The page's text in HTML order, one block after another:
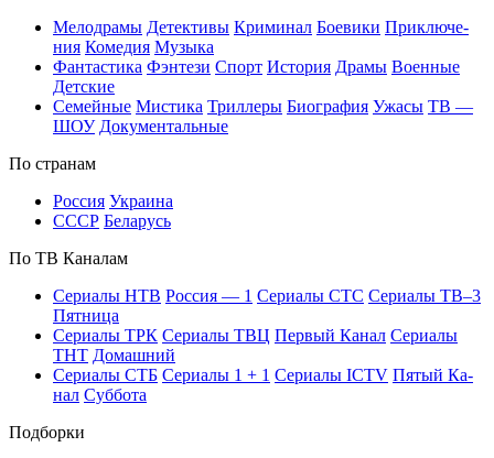
Ме­ло­дра­мы Де­тек­ти­вы Кри­ми­нал Бое­ви­ки При­клю­че­
ния Ко­ме­дия Му­зы­ка
Фан­та­сти­ка Фэн­те­зи Спорт Ис­то­рия Дра­мы Во­ен­ные
Дет­ские
Се­мей­ные Мис­ти­ка Трил­ле­ры Био­гра­фия Ужа­сы ТВ —
ШОУ До­ку­мен­таль­ные
По стра­нам
Рос­сия Ук­раи­на
СССР Бе­ла­русь
По ТВ Ка­на­лам
Се­риа­лы НТВ Рос­сия — 1 Се­риа­лы СТС Се­риа­лы ТВ–3
Пят­ни­ца
Се­риа­лы ТРК Се­риа­лы ТВЦ Пер­вый Ка­нал Се­риа­лы
ТНТ До­маш­ний
Се­риа­лы СТБ Се­риа­лы 1 + 1 Се­риа­лы ICTV Пя­тый Ка­
нал Суб­бо­та
Подборки